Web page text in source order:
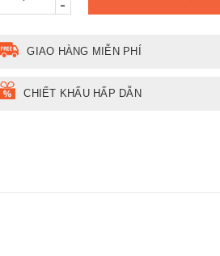
-
GIAO HÀNG MIỄN PHÍ
CHIẾT KHẤU HẤP DẪN